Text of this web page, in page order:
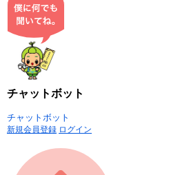
チャットボット
チャットボット
新規会員登録 ログイン